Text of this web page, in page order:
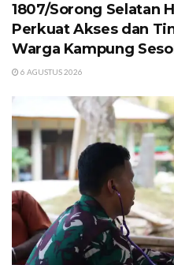
1807/Sorong Selatan
Perkuat Akses dan
Warga Kampung
6 AGUSTUS 2026